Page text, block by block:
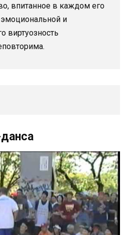
впитанное в каждом его
и
виртуозность